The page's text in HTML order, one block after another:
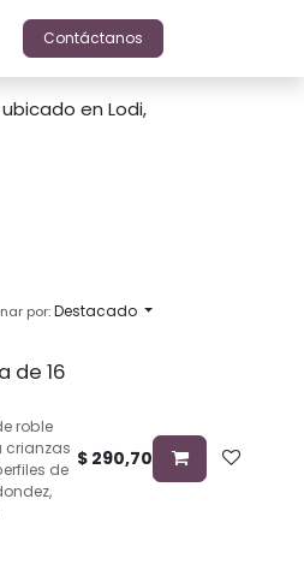
Contáctanos
en Lodi,
por: Destacado
de 16
roble
crianzas
de $ 290,70